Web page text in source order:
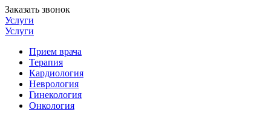
Заказать звонок
Услуги
Услуги
Прием врача
Терапия
Кардиология
Неврология
Гинекология
Онкология